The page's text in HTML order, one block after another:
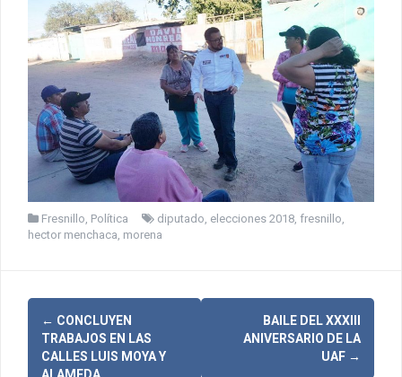
Fresnillo, Política diputado, elecciones 2018, fresnillo,
hector menchaca, morena
N← CONCLUYEN
TRABAJOS EN LAS
CALLES LUIS MOYA Y
BAILE DEL XXXIII
ANIVERSARIO DE LA
UAF →